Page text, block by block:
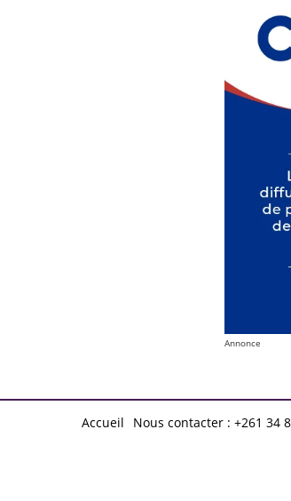
Annonce
Accueil Nous contacter : +261 34